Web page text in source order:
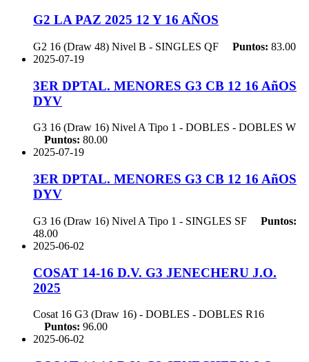
G2 LA PAZ 2025 12 Y 16 AÑOS
G2 16 (Draw 48) Nivel B - SINGLES QF Puntos: 83.00
2025-07-19
3ER DPTAL. MENORES G3 CB 12 16 AñOS
DYV
G3 16 (Draw 16) Nivel A Tipo 1 - DOBLES - DOBLES W
Puntos: 80.00
2025-07-19
3ER DPTAL. MENORES G3 CB 12 16 AñOS
DYV
G3 16 (Draw 16) Nivel A Tipo 1 - SINGLES SF
Puntos:
48.00
2025-06-02
COSAT 14-16 D.V. G3 JENECHERU J.O.
2025
Cosat 16 G3 (Draw 16) - DOBLES - DOBLES R16
Puntos: 96.00
2025-06-02